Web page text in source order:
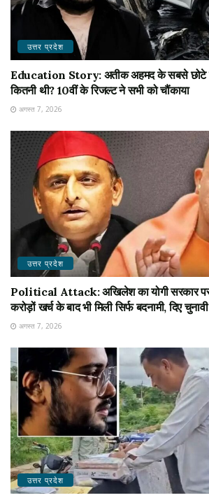
उत्तर प्रदेश
Education Story: अतीक अहमद के सबसे छोटे
कितनी थी? 10वीं के रिजल्ट ने सभी को चौंकाया
अगस्त 7, 2026
उत्तर प्रदेश
Political Attack: अखिलेश का योगी सरकार पर
करोड़ों खर्च के बाद भी मिली सिर्फ बदनामी, दिए
अगस्त 7, 2026
उत्तर प्रदेश